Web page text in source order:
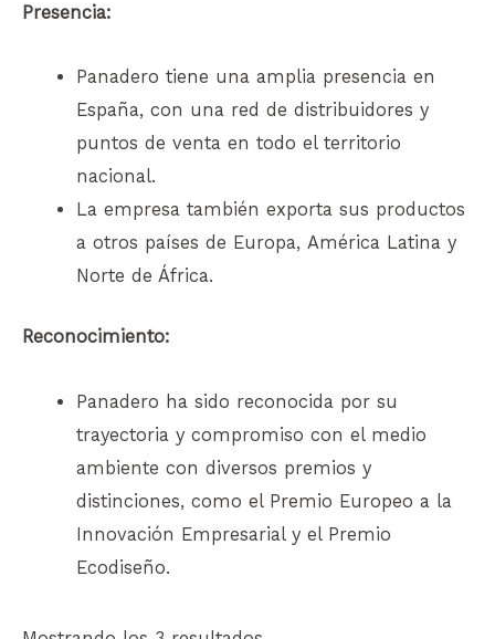
Presencia:
Panadero tiene una amplia presencia en
España, con una red de distribuidores y
puntos de venta en todo el territorio
nacional.
La empresa también exporta sus productos
a otros países de Europa, América Latina y
Norte de África.
Reconocimiento:
Panadero ha sido reconocida por su
trayectoria y compromiso con el medio
ambiente con diversos premios y
distinciones, como el Premio Europeo a la
Innovación Empresarial y el Premio
Ecodiseño.